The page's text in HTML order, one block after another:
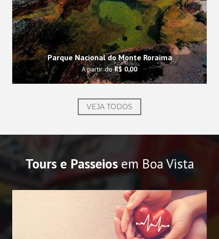
Parque Nacional do Monte Roraima
A partir deR$ 0,00
VEJA TODOS
Tours e Passeiosem Boa Vista